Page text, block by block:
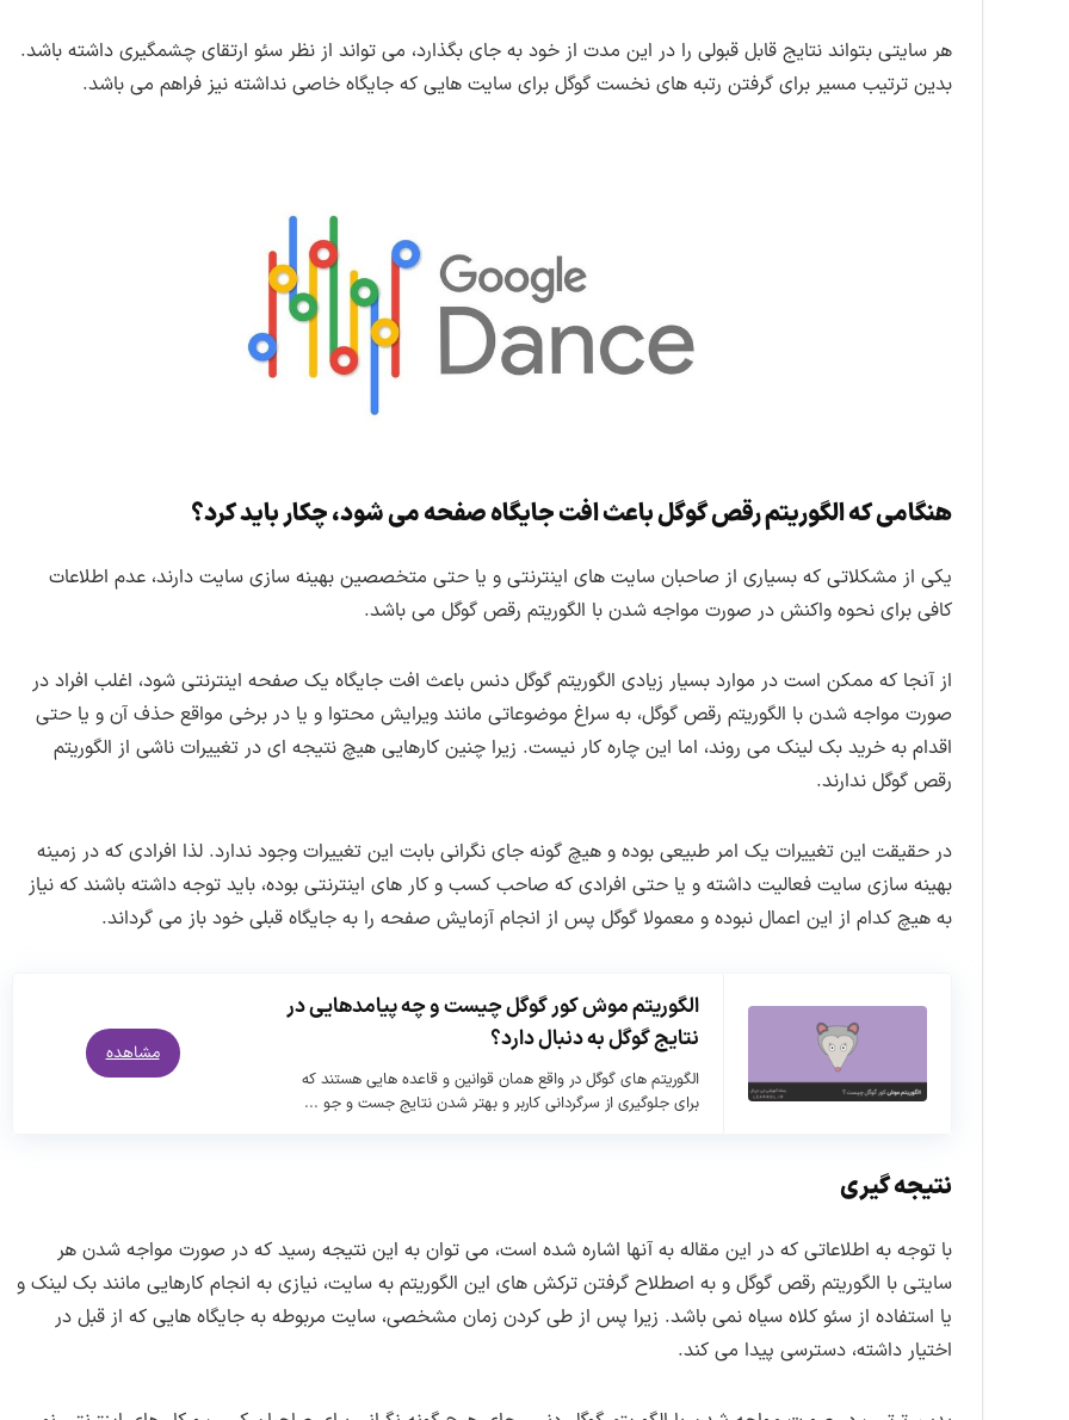
هر سایتی بتواند نتایج قابل قبولی را در این مدت از خود به جای بگذارد، می تواند از نظر سئو ارتقای چشمگیری داشته باشد.
بدین ترتیب مسیر برای گرفتن رتبه های نخست گوگل برای سایت هایی که جایگاه خاصی نداشته نیز فراهم می باشد.
هنگامی که الگوریتم رقص گوگل باعث افت جایگاه صفحه می شود، چکار باید کرد؟
یکی از مشکلاتی که بسیاری از صاحبان سایت های اینترنتی و یا حتی متخصصین بهینه سازی سایت دارند، عدم اطلاعات
کافی برای نحوه واکنش در صورت مواجه شدن با الگوریتم رقص گوگل می باشد.
از آنجا که ممکن است در موارد بسیار زیادی الگوریتم گوگل دنس باعث افت جایگاه یک صفحه اینترنتی شود، اغلب افراد در
صورت مواجه شدن با الگوریتم رقص گوگل، به سراغ موضوعاتی مانند ویرایش محتوا و یا در برخی مواقع حذف آن و یا حتی
اقدام به خرید بک لینک می روند، اما این چاره کار نیست. زیرا چنین کارهایی هیچ نتیجه ای در تغییرات ناشی از الگوریتم
رقص گوگل ندارند.
در حقیقت این تغییرات یک امر طبیعی بوده و هیچ گونه جای نگرانی بابت این تغییرات وجود ندارد. لذا افرادی که در زمینه
بهینه سازی سایت فعالیت داشته و یا حتی افرادی که صاحب کسب و کار های اینترنتی بوده، باید توجه داشته باشند که نیاز
به هیچ کدام از این اعمال نبوده و معمولا گوگل پس از انجام آزمایش صفحه را به جایگاه قبلی خود باز می گرداند.
الگوریتم موش کور گوگل چیست و چه پیامدهایی در
نتایج گوگل به دنبال دارد؟
الگوریتم های گوگل در واقع همان قوانین و قاعده هایی هستند که
برای جلوگیری از سرگردانی کاربر و بهتر شدن نتایج جست و جو ...
مشاهده
نتیجه گیری
با توجه به اطلاعاتی که در این مقاله به آنها اشاره شده است، می توان به این نتیجه رسید که در صورت مواجه شدن هر
سایتی با الگوریتم رقص گوگل و به اصطلاح گرفتن ترکش های این الگوریتم به سایت، نیازی به انجام کارهایی مانند بک لینک و
یا استفاده از سئو کلاه سیاه نمی باشد. زیرا پس از طی کردن زمان مشخصی، سایت مربوطه به جایگاه هایی که از قبل در
اختیار داشته، دسترسی پیدا می کند.